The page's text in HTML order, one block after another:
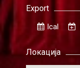
Export
Ical
Локација